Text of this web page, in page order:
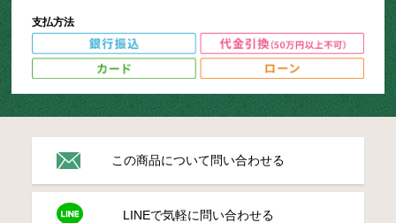
支払方法
この商品について問い合わせる
LINEで気軽に問い合わせる